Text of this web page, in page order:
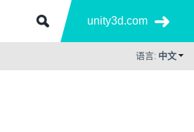
unity3d.com
语言: 中文